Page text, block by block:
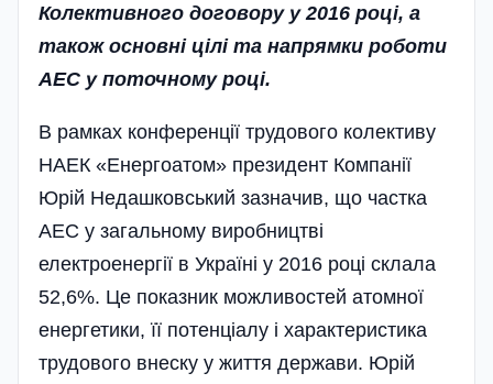
Колективного договору у 2016 році, а
також основні цілі та напрямки роботи
АЕС у поточному році.
В рамках конференції трудового колективу
НАЕК «Енергоатом» президент Компанії
Юрій Недашковський зазначив, що частка
АЕС у загальн­ому виробництві
електроенергії в Україні у 2016 році склала
52,6%. Це показник можливостей атомної
енергетики, її потенціалу і характеристика
трудового внеску у життя держави. Юрій